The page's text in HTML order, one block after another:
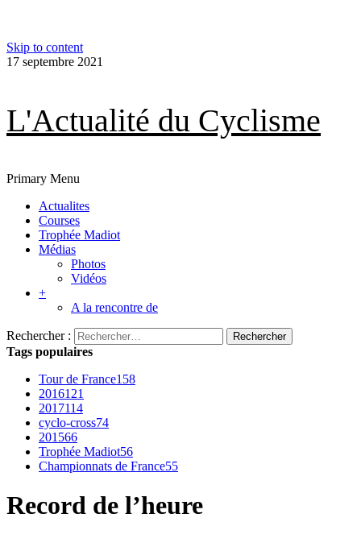
Skip to content
17 septembre 2021
L'Actualité du Cyclisme
Primary Menu
Actualites
Courses
Trophée Madiot
Médias
Photos
Vidéos
+
A la rencontre de
Rechercher :
Tags populaires
Tour de France158
2016121
2017114
cyclo-cross74
201566
Trophée Madiot56
Championnats de France55
Record de l’heure